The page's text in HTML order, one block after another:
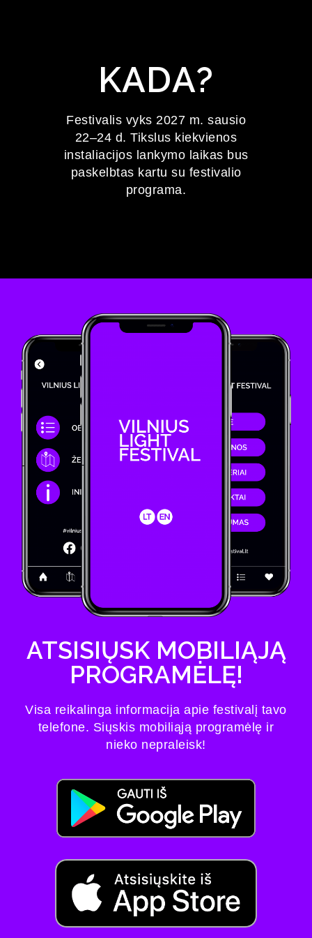
KADA?
Festivalis vyks 2027 m. sausio
22–24 d. Tikslus kiekvienos
instaliacijos lankymo laikas bus
paskelbtas kartu su festivalio
programa.
ATSISIŲSK MOBILIĄJĄ
PROGRAMĖLĘ!
Visa reikalinga informacija apie festivalį tavo
telefone. Siųskis mobiliąją programėlę ir
nieko nepraleisk!